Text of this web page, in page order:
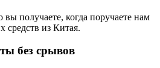
получаете, когда поручаете нам
средств из Китая.
без срывов